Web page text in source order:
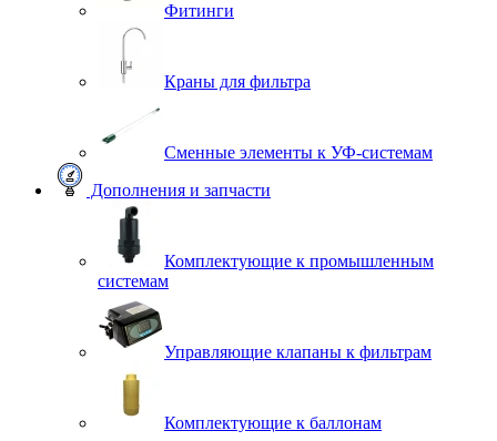
Фитинги
Краны для фильтра
Сменные элементы к УФ-системам
Дополнения и запчасти
Комплектующие к промышленным
системам
Управляющие клапаны к фильтрам
Комплектующие к баллонам